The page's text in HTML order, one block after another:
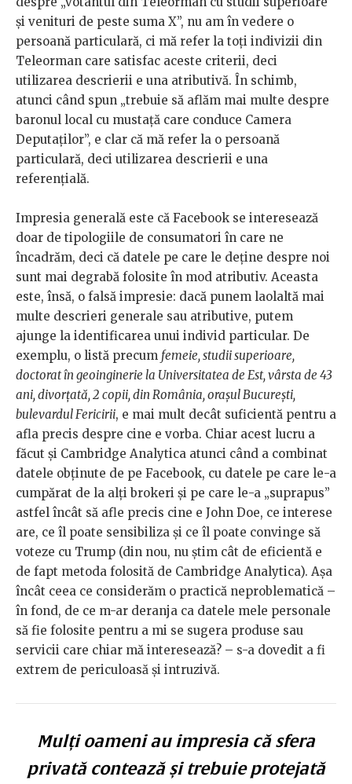
și venituri de peste suma X”, nu am în vedere o
persoană particulară, ci mă refer la toți indivizii din
Teleorman care satisfac aceste criterii, deci
utilizarea descrierii e una atributivă. În schimb,
atunci când spun „trebuie să aflăm mai multe despre
baronul local cu mustață care conduce Camera
Deputaților”, e clar că mă refer la o persoană
particulară, deci utilizarea descrierii e una
referențială.
Impresia generală este că Facebook se interesează
doar de tipologiile de consumatori în care ne
încadrăm, deci că datele pe care le deține despre noi
sunt mai degrabă folosite în mod atributiv. Aceasta
este, însă, o falsă impresie: dacă punem laolaltă mai
multe descrieri generale sau atributive, putem
ajunge la identificarea unui individ particular. De
exemplu, o listă precum femeie, studii superioare,
doctorat în geoinginerie la Universitatea de Est, vârsta de 43
ani, divorțată, 2 copii, din România, orașul București,
bulevardul Fericirii, e mai mult decât suficientă pentru a
afla precis despre cine e vorba. Chiar acest lucru a
făcut și Cambridge Analytica atunci când a combinat
datele obținute de pe Facebook, cu datele pe care le-a
cumpărat de la alți brokeri și pe care le-a „suprapus”
astfel încât să afle precis cine e John Doe, ce interese
are, ce îl poate sensibiliza și ce îl poate convinge să
voteze cu Trump (din nou, nu știm cât de eficientă e
de fapt metoda folosită de Cambridge Analytica). Așa
încât ceea ce considerăm o practică neproblematică –
în fond, de ce m-ar deranja ca datele mele personale
să fie folosite pentru a mi se sugera produse sau
servicii care chiar mă interesează? – s-a dovedit a fi
extrem de periculoasă și intruzivă.
Mulți oameni au impresia că sfera
privată contează și trebuie protejată